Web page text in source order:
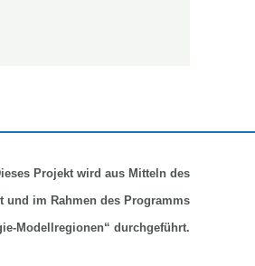
Projekt wird aus Mitteln des
und im Rahmen des Programms
Modellregionen“ durchgeführt.